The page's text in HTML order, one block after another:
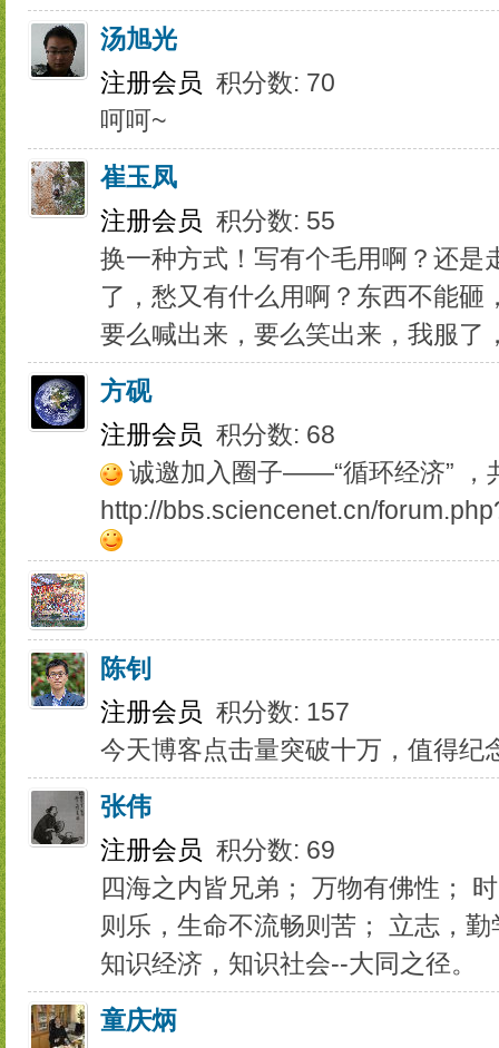
汤旭光
注册会员 积分数: 70
呵呵~
崔玉凤
注册会员 积分数: 55
换一种方式！写有个毛用啊？还是
了，愁又有什么用啊？东西不能
要么喊出来，要么笑出来，我服了
方砚
注册会员 积分数: 68
诚邀加入圈子——“循环经济” ，
http://bbs.sciencenet.cn/
陈钊
注册会员 积分数: 157
今天博客点击量突破十万，值得纪
张伟
注册会员 积分数: 69
四海之内皆兄弟； 万物有佛性；
则乐，生命不流畅则苦； 立志，
知识经济，知识社会--大同之径。
童庆炳